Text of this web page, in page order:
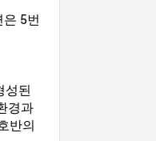
5번
성된
경과
반의